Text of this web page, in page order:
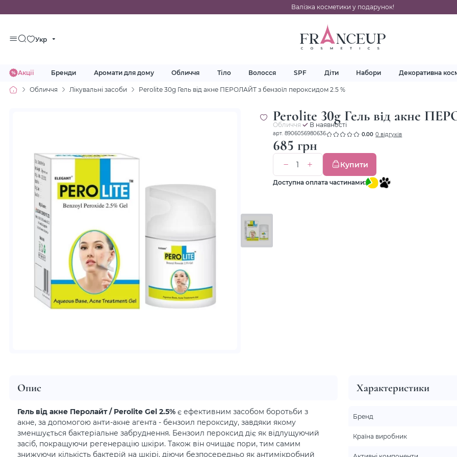
Валізка косметики у подарунок!
Укр
Акції Бренди Аромати для дому Обличчя Тіло Волосся SPF Діти Набори Декоративна
Обличчя Лікувальні засоби Perolite 30g Гель від акне ПЕРОЛАЙТ з бензоїл пероксидом 2.5 %
Perolite 30g Гель від акне
Обличчя В наявності
арт. 8906056980636 0.00 0 відгуків
685 грн
Купити
Доступна оплата частинами:
Опис
Гель від акне Перолайт / Perolite Gel 2.5% є ефективним засобом боротьби з
акне, за допомогою анти-акне агента - бензоил пероксиду, завдяки якому
зменшується бактеріальне забруднення. Бензоил пероксид діє як відлущуючий
засіб, покращуючи регенерацію шкіри. Також він очищає пори, тим самим
знижуючи кількість бактерій на шкірі, діючи безпосередньо як антимікробний
Характеристики
Бренд
Країна виробник